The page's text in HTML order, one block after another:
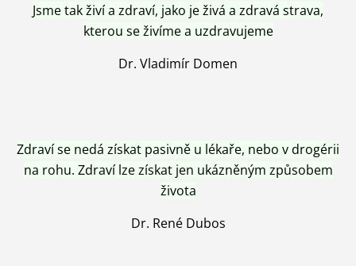
Jsme tak živí a zdraví, jako je živá a zdravá strava,
kterou se živíme a uzdravujeme
Dr. Vladimír Domen
Zdraví se nedá získat pasivně u lékaře, nebo v drogérii
na rohu. Zdraví lze získat jen ukázněným způsobem
života
Dr. René Dubos